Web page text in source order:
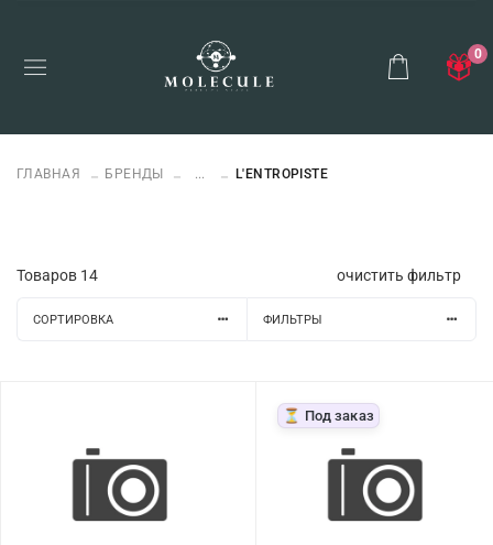
0
ГЛАВНАЯ БРЕНДЫ ... L'ENTROPISTE
Товаров 14 очистить фильтр
СОРТИРОВКА ФИЛЬТРЫ
⏳ Под заказ